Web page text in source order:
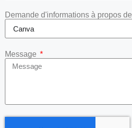
Demande d'informations à propos de
Message